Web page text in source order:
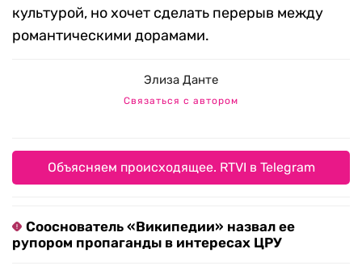
культурой, но хочет сделать перерыв между
романтическими дорамами.
Элиза Данте
Связаться с автором
Объясняем происходящее. RTVI в Telegram
Сооснователь «Википедии» назвал ее
рупором пропаганды в интересах ЦРУ